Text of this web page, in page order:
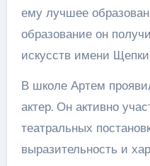
ему лучшее
образование он
искусств имени
В школе Артем
актер. Он активно
театральных
выразительность и